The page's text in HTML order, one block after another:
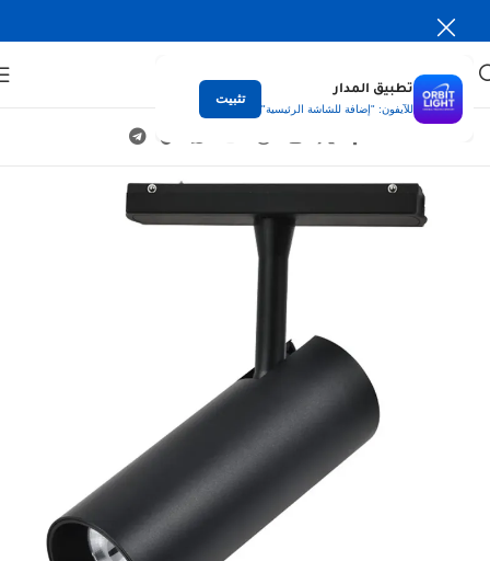
تطبيق المدار
للآيفون: "إضافة للشاشة الرئيسية"
تثبيت